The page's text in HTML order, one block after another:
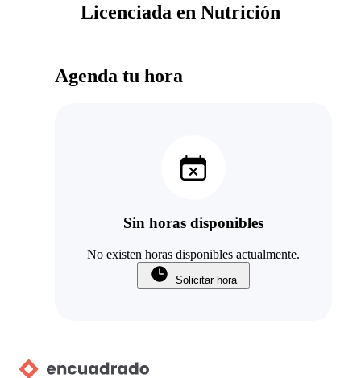
Licenciada en Nutrición
Agenda tu hora
Sin horas disponibles
No existen horas disponibles actualmente.
Solicitar hora